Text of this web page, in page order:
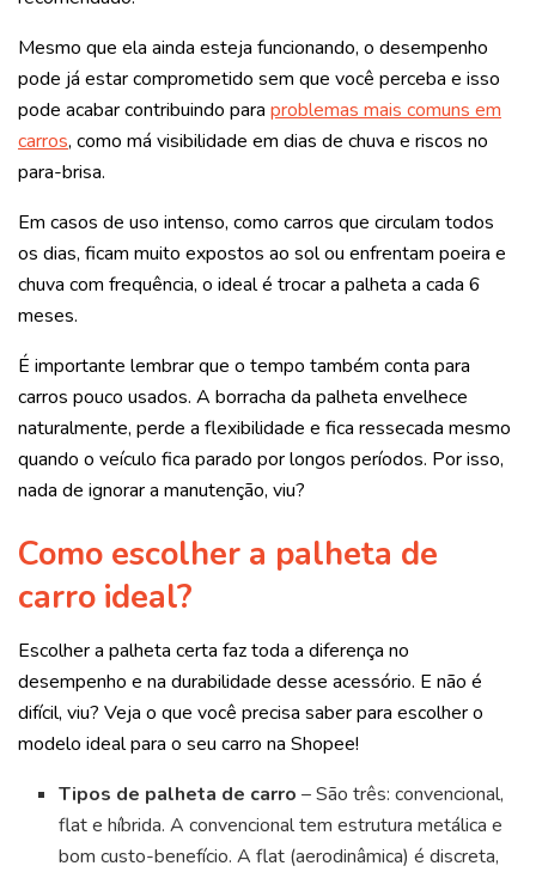
Mesmo que ela ainda esteja funcionando, o desempenho
pode já estar comprometido sem que você perceba e isso
pode acabar contribuindo para problemas mais comuns em
carros, como má visibilidade em dias de chuva e riscos no
para-brisa.
Em casos de uso intenso, como carros que circulam todos
os dias, ficam muito expostos ao sol ou enfrentam poeira e
chuva com frequência, o ideal é trocar a palheta a cada 6
meses.
É importante lembrar que o tempo também conta para
carros pouco usados. A borracha da palheta envelhece
naturalmente, perde a flexibilidade e fica ressecada mesmo
quando o veículo fica parado por longos períodos. Por isso,
nada de ignorar a manutenção, viu?
Como escolher a palheta de
carro ideal?
Escolher a palheta certa faz toda a diferença no
desempenho e na durabilidade desse acessório. E não é
difícil, viu? Veja o que você precisa saber para escolher o
modelo ideal para o seu carro na Shopee!
Tipos de palheta de carro – São três: convencional,
flat e híbrida. A convencional tem estrutura metálica e
bom custo-benefício. A flat (aerodinâmica) é discreta,